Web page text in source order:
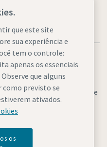
cookiesAcessibilidade
que este site
sua experiência e
tem o controle:
apenas os essenciais
que alguns
como previsto se
ativados.
os